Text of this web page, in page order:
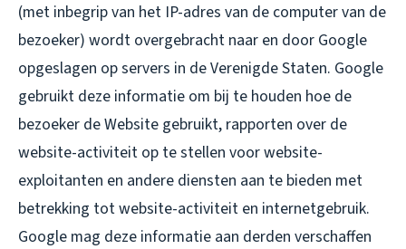
(met inbegrip van het IP-adres van de computer van de
bezoeker) wordt overgebracht naar en door Google
opgeslagen op servers in de Verenigde Staten. Google
gebruikt deze informatie om bij te houden hoe de
bezoeker de Website gebruikt, rapporten over de
website-activiteit op te stellen voor website-
exploitanten en andere diensten aan te bieden met
betrekking tot website-activiteit en internetgebruik.
Google mag deze informatie aan derden verschaffen